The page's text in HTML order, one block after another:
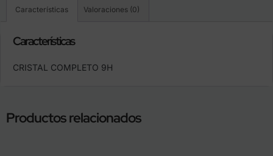
Características Valoraciones (0)
Características
CRISTAL COMPLETO 9H
Productos relacionados